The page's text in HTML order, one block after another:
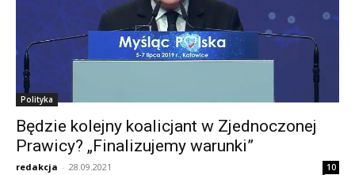
Polityka
Będzie kolejny koalicjant w Zjednoczonej
Prawicy? „Finalizujemy warunki”
redakcja - 28.09.2021 10